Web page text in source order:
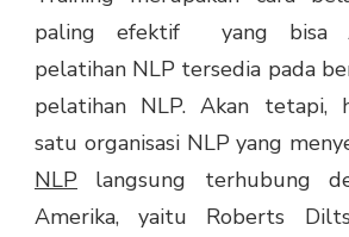
paling efektif yang bisa
pelatihan NLP tersedia pada
pelatihan NLP. Akan tetapi,
satu organisasi NLP yang
NLP langsung terhubung
Amerika, yaitu Roberts